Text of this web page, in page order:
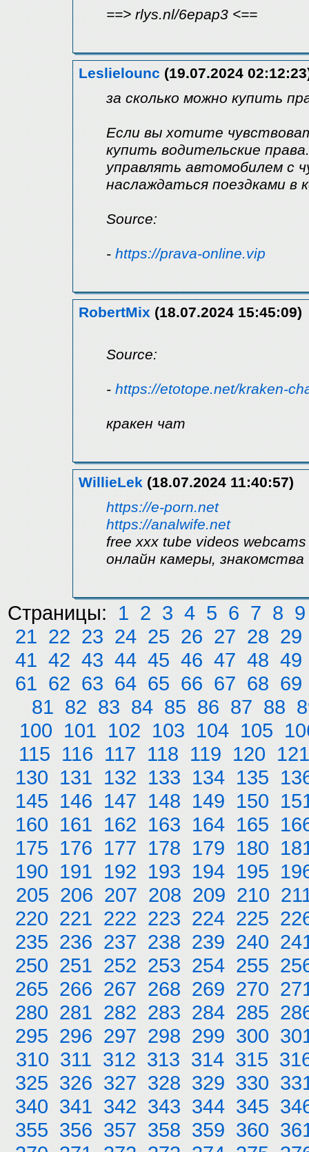
==> rlys.nl/6epap3 <==
Leslielounc (19.07.2024
за сколько можно купить
Если вы хотите
купить водительские
управлять автомобилем с
наслаждаться поездками в
Source:
- https://prava-online.vip
RobertMix (18.07.2024 15:45:09)
Source:
- https://etotope.net/kraken-
кракен чат
WillieLek (18.07.2024 11:40:57)
https://e-porn.net
https://analwife.net
free xxx tube videos
онлайн камеры, знакомства
Страницы: 1 2 3 4 5 6 7 8 9
21 22 23 24 25 26 27 28 29
41 42 43 44 45 46 47 48 49
61 62 63 64 65 66 67 68 69
81 82 83 84 85 86 87 88
100 101 102 103 104 105
115 116 117 118 119 120 121
130 131 132 133 134 135
145 146 147 148 149 150
160 161 162 163 164 165
175 176 177 178 179 180
190 191 192 193 194 195
205 206 207 208 209 210
220 221 222 223 224 225
235 236 237 238 239 240
250 251 252 253 254 255
265 266 267 268 269 270
280 281 282 283 284 285
295 296 297 298 299 300
310 311 312 313 314 315
325 326 327 328 329 330
340 341 342 343 344 345
355 356 357 358 359 360